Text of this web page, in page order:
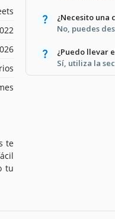
te
tu
¿Necesito una
No, puedes
¿Puedo llevar
Sí, utiliza la